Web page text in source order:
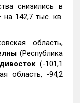
снизились в
142,7 тыс. кв.
область,
(Республика
(-101,1
область, -94,2